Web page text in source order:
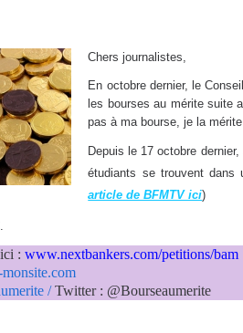
Chers journalistes,
En octobre dernier, le
les bourses au mérite suite
pas à ma bourse, je la
Depuis le 17 octobre
étudiants se trouvent dans
article de BFMTV ici)
: www.nextbankers.com/petitions/bam
/Twitter : @Bourseaumerite